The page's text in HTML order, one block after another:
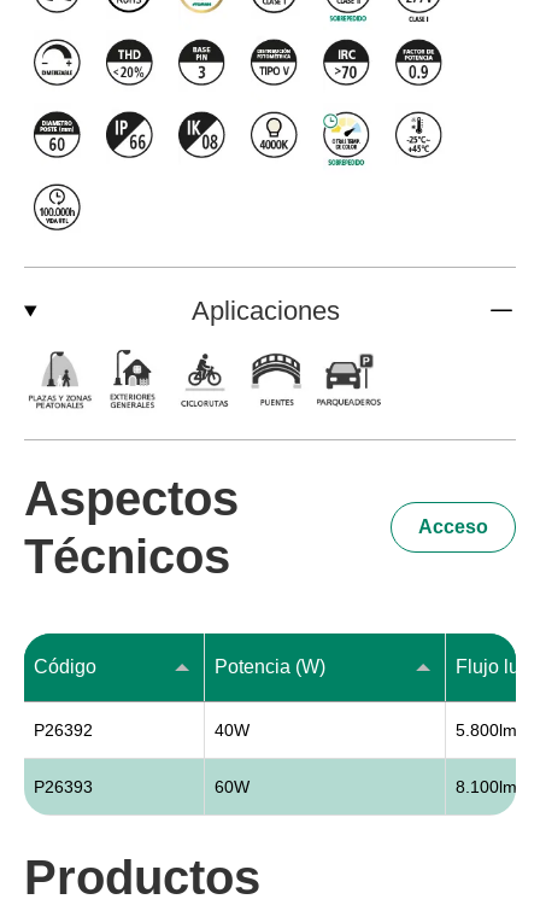
Aplicaciones
Aspectos
Técnicos
Acceso
Código Potencia (W) Flujo
P26392 40W 5.800lm
P26393 60W 8.100lm
Productos